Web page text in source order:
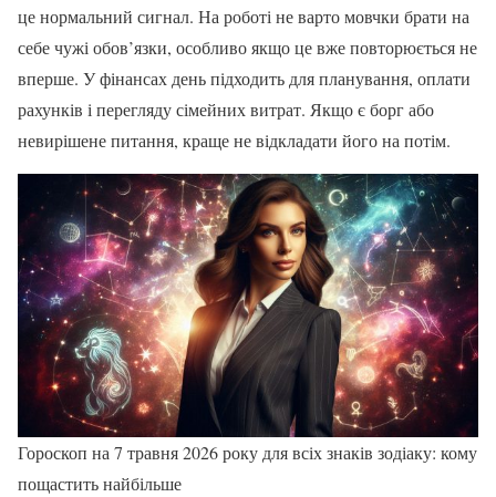
це нормальний сигнал. На роботі не варто мовчки брати на
себе чужі обов’язки, особливо якщо це вже повторюється не
вперше. У фінансах день підходить для планування, оплати
рахунків і перегляду сімейних витрат. Якщо є борг або
невирішене питання, краще не відкладати його на потім.
Гороскоп на 7 травня 2026 року для всіх знаків зодіаку: кому
пощастить найбільше